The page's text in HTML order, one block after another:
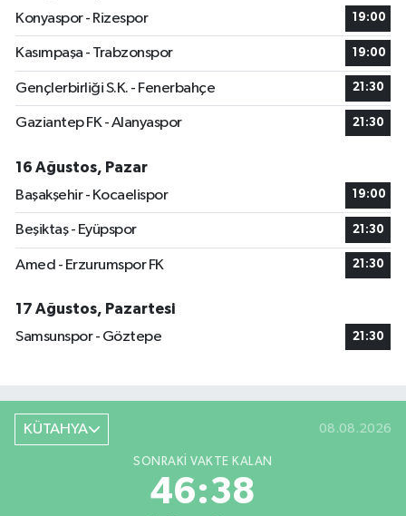
Konyaspor - Rizespor
19:00
Kasımpaşa - Trabzonspor 19:00
Gençlerbirliği S.K. - Fenerbahçe 21:30
Gaziantep FK - Alanyaspor 21:30
16 Ağustos, Pazar
Başakşehir - Kocaelispor
19:00
Beşiktaş - Eyüpspor 21:30
Amed - Erzurumspor FK 21:30
17 Ağustos, Pazartesi
Samsunspor - Göztepe
21:30
KÜTAHYA 08.08.2026
SONRAKI VAKTE KALAN
46:38